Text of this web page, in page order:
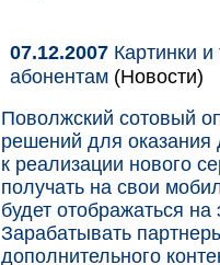
07.12.2007 Картинки
абонентам (Новости)
Поволжский сотовый
решений для оказания
к реализации нового
получать на свои
будет отображаться
Зарабатывать
дополнительного